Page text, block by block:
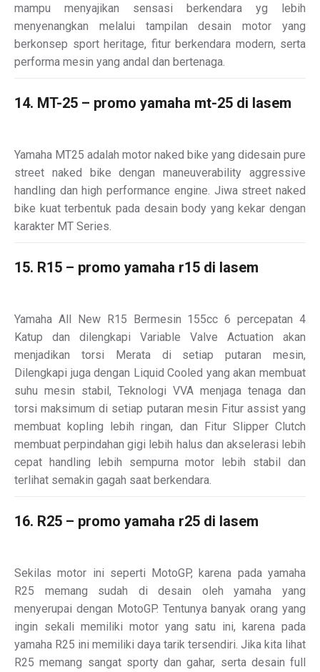
mampu menyajikan sensasi berkendara yg lebih
menyenangkan melalui tampilan desain motor yang
berkonsep sport heritage, fitur berkendara modern, serta
performa mesin yang andal dan bertenaga.
14. MT-25 – promo yamaha mt-25 di lasem
Yamaha MT25 adalah motor naked bike yang didesain pure
street naked bike dengan maneuverability aggressive
handling dan high performance engine. Jiwa street naked
bike kuat terbentuk pada desain body yang kekar dengan
karakter MT Series.
15. R15 – promo yamaha r15 di lasem
Yamaha All New R15 Bermesin 155cc 6 percepatan 4
Katup dan dilengkapi Variable Valve Actuation akan
menjadikan torsi Merata di setiap putaran mesin,
Dilengkapi juga dengan Liquid Cooled yang akan membuat
suhu mesin stabil, Teknologi VVA menjaga tenaga dan
torsi maksimum di setiap putaran mesin Fitur assist yang
membuat kopling lebih ringan, dan Fitur Slipper Clutch
membuat perpindahan gigi lebih halus dan akselerasi lebih
cepat handling lebih sempurna motor lebih stabil dan
terlihat semakin gagah saat berkendara.
16. R25 – promo yamaha r25 di lasem
Sekilas motor ini seperti MotoGP, karena pada yamaha
R25 memang sudah di desain oleh yamaha yang
menyerupai dengan MotoGP. Tentunya banyak orang yang
ingin sekali memiliki motor yang satu ini, karena pada
yamaha R25 ini memiliki daya tarik tersendiri. Jika kita lihat
R25 memang sangat sporty dan gahar, serta desain full